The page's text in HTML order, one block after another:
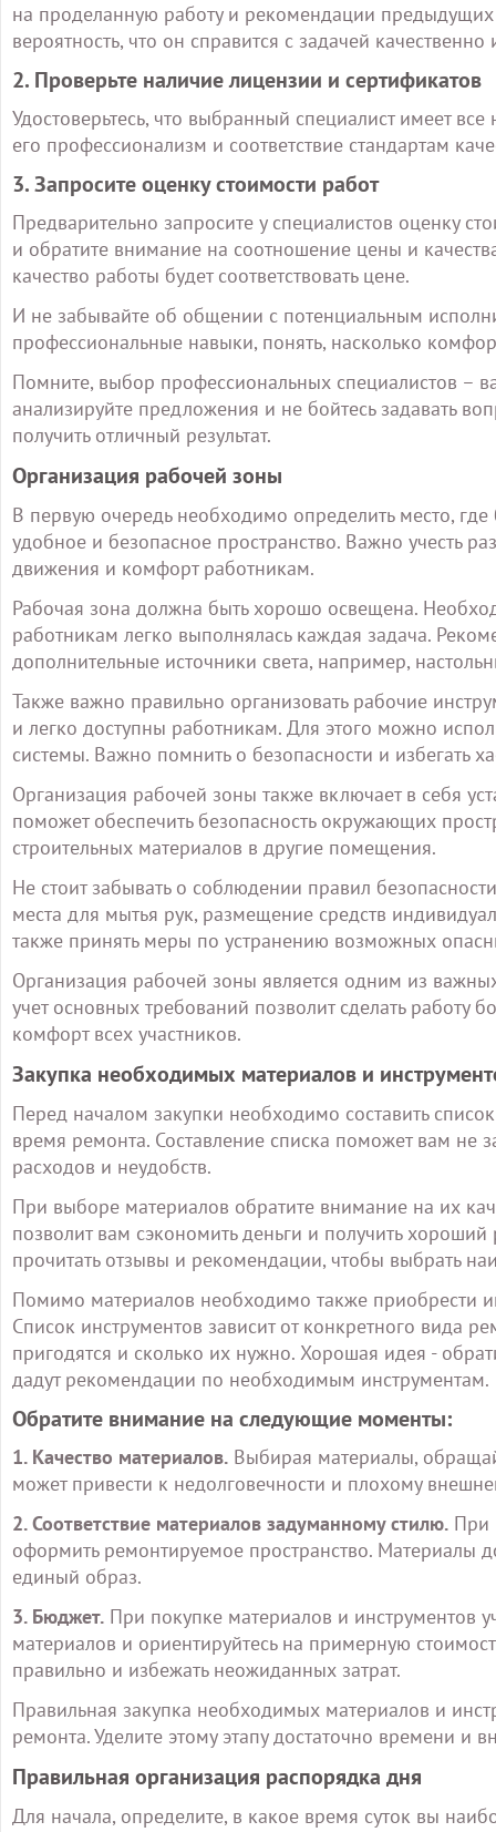
на проделанную работу и рекомендации
вероятность, что он справится с задачей качественно
2. Проверьте наличие лицензии и сертификатов
Удостоверьтесь, что выбранный специалист имеет
его профессионализм и соответствие стандартам
3. Запросите оценку стоимости работ
Предварительно запросите у специалистов оценку
и обратите внимание на соотношение цены и
качество работы будет соответствовать цене.
И не забывайте об общении с потенциальным
профессиональные навыки, понять, насколько
Помните, выбор профессиональных специалистов –
анализируйте предложения и не бойтесь задавать
получить отличный результат.
Организация рабочей зоны
В первую очередь необходимо определить место,
удобное и безопасное пространство. Важно учесть
движения и комфорт работникам.
Рабочая зона должна быть хорошо освещена.
работникам легко выполнялась каждая задача.
дополнительные источники света, например,
Также важно правильно организовать рабочие
и легко доступны работникам. Для этого можно
системы. Важно помнить о безопасности и избегать
Организация рабочей зоны также включает в себя
поможет обеспечить безопасность окружающих
строительных материалов в другие помещения.
Не стоит забывать о соблюдении правил
места для мытья рук, размещение средств
также принять меры по устранению возможных
Организация рабочей зоны является одним из
учет основных требований позволит сделать работу
комфорт всех участников.
Закупка необходимых материалов и
Перед началом закупки необходимо составить
время ремонта. Составление списка поможет вам не
расходов и неудобств.
При выборе материалов обратите внимание на их
позволит вам сэкономить деньги и получить
прочитать отзывы и рекомендации, чтобы выбрать
Помимо материалов необходимо также приобрести
Список инструментов зависит от конкретного вида
пригодятся и сколько их нужно. Хорошая идея -
дадут рекомендации по необходимым инструментам.
Обратите внимание на следующие моменты:
1. Качество материалов. Выбирая материалы,
может привести к недолговечности и плохому
2. Соответствие материалов задуманному стилю. При
оформить ремонтируемое пространство. Материалы
единый образ.
3. Бюджет. При покупке материалов и инструментов
материалов и ориентируйтесь на примерную
правильно и избежать неожиданных затрат.
Правильная закупка необходимых материалов и
ремонта. Уделите этому этапу достаточно времени и
Правильная организация распорядка дня
Для начала, определите, в какое время суток вы